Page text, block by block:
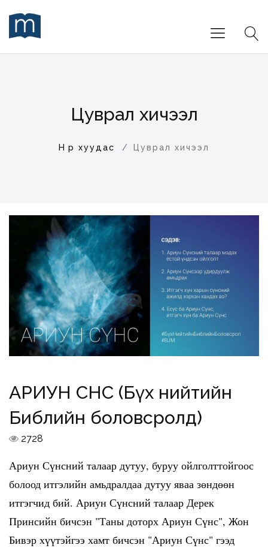
Цуврал хичээл
Нүүр хуудас Цуврал хичээл
АРИУН СҮНС (Бүх нийтийн
Библийн боловсролд)
2728
Ариун Сүнсний талаар дутуу, буруу ойлголттойгоос
болоод итгэлийн амьдралдаа дутуу яваа зөндөөн
итгэгчид бий. Ариун Сүнсний талаар Дерек
Принсийн бичсэн "Таны доторх Ариун Сүнс", Жон
Бивэр хүүтэйгээ хамт бичсэн "Ариун Сүнс" гээд